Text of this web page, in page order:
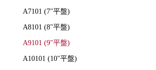
A7101 (7"平盤)
A8101 (8"平盤)
A9101 (9"平盤)
A10101 (10"平盤)